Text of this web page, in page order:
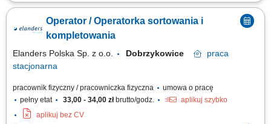
skanera lub systemu głosowego; przygotowanie i zabezpieczanie palet
przed wysyłką; obsługa elektrycznego wózka paletowego (EPT) transport
i układanie towarów w magazynie; wykonywanie zadań fizycznych
Operator / Operatorka sortowania i
kompletowania
Elanders Polska Sp. z o.o. Dobrzykowice
praca
stacjonarna
pracownik fizyczny / pracowniczka fizyczna
umowa o pracę
pełny etat
33,00 - 34,00 złbrutto/godz.
aplikuj szybko
aplikuj bez CV